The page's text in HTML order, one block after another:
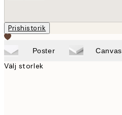
Prishistorik
Poster Canvas
Välj storlek